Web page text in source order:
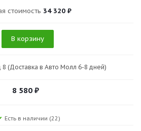
стоимость 34 320 ₽
В корзину
8 (Доставка в Авто Молл 6-8 дней)
8 580 ₽
Есть в наличии (22)